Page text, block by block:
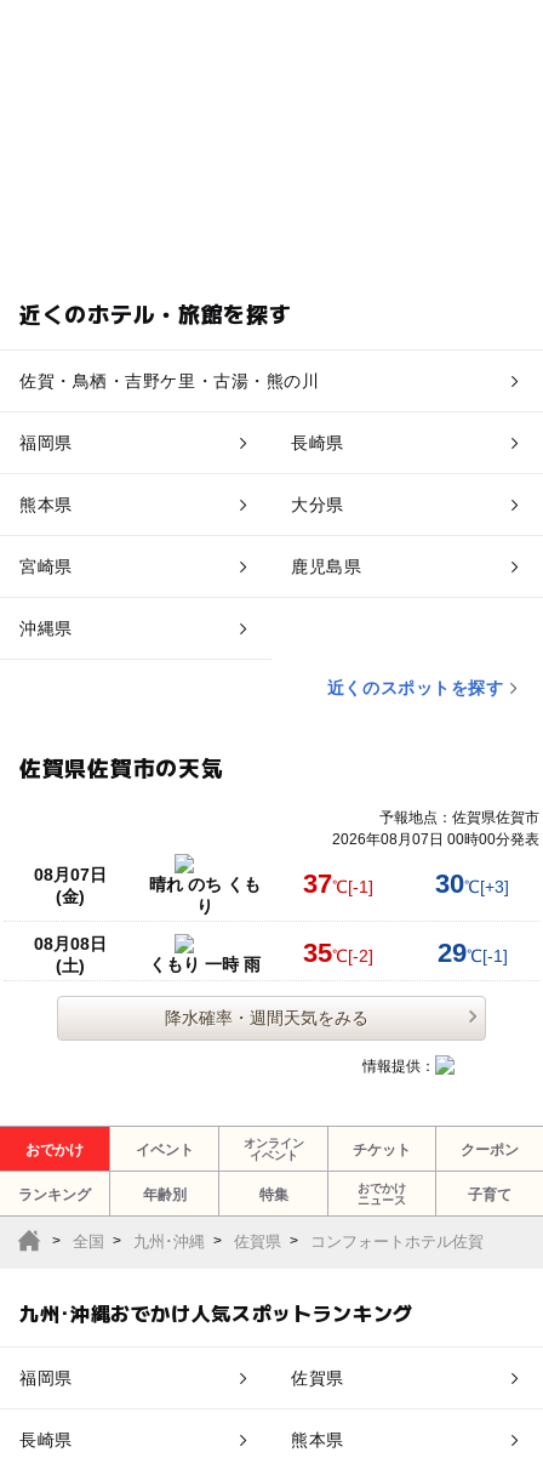
近くのホテル・旅館を探す
佐賀・鳥栖・吉野ケ里・古湯・熊の川
福岡県 長崎県
熊本県 大分県
宮崎県 鹿児島県
沖縄県
近くのスポットを探す
佐賀県佐賀市の天気
予報地点：佐賀県佐賀市
2026年08月07日 00時00分発表
08月07日
(金)
晴れ のち くも
り
37℃[-1] 30℃[+3]
08月08日
(土)
くもり 一時 雨 35℃[-2] 29℃[-1]
降水確率・週間天気をみる
情報提供：
おでかけ イベント
オンライン
イベント
チケット クーポン
ランキング 年齢別 特集
おでかけ
ニュース
子育て
全国 九州･沖縄 佐賀県 コンフォートホテル佐賀
九州･沖縄おでかけ人気スポットランキング
福岡県 佐賀県
長崎県 熊本県